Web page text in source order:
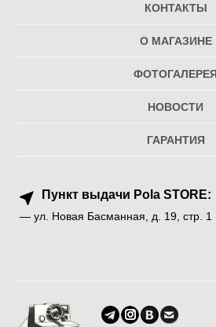
КОНТАКТЫ
О МАГАЗИНЕ
ФОТОГАЛЕРЕЯ
НОВОСТИ
ГАРАНТИЯ
Пункт выдачи Pola STORE:
— ул. Новая Басманная, д. 19, стр. 1